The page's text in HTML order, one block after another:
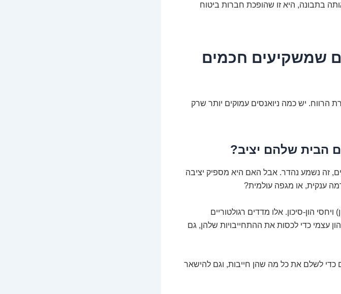
בתבונה, היא זו שהופכת חברות ביטוח
3 דברים שמשקיעים חכמים
יש כמה ניואנסים עמוקים יותר שרק
הבית שלהם יציב?
זה נשמע נהדר. אבל האם היא מספיק יציבה
ענקית, או מגפה עולמית?
הון-סיכון. אלו מדדים רגולטוריים
עצמי כדי לכסות את ההתחייבויות שלהן, גם
לשלם את כל מה שהן חייבות, וגם להישאר